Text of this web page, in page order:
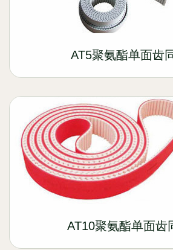
AT5聚氨酯单面齿
AT10聚氨酯单面齿